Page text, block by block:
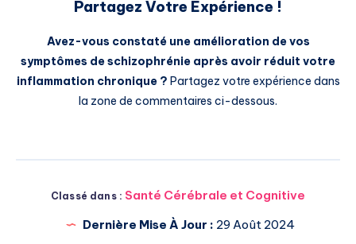
Partagez Votre Expérience !
Avez-vous constaté une amélioration de vos
symptômes de schizophrénie après avoir réduit votre
inflammation chronique ? Partagez votre expérience dans
la zone de commentaires ci-dessous.
Classé dans : Santé Cérébrale et Cognitive
Dernière Mise À Jour : 29 Août 2024